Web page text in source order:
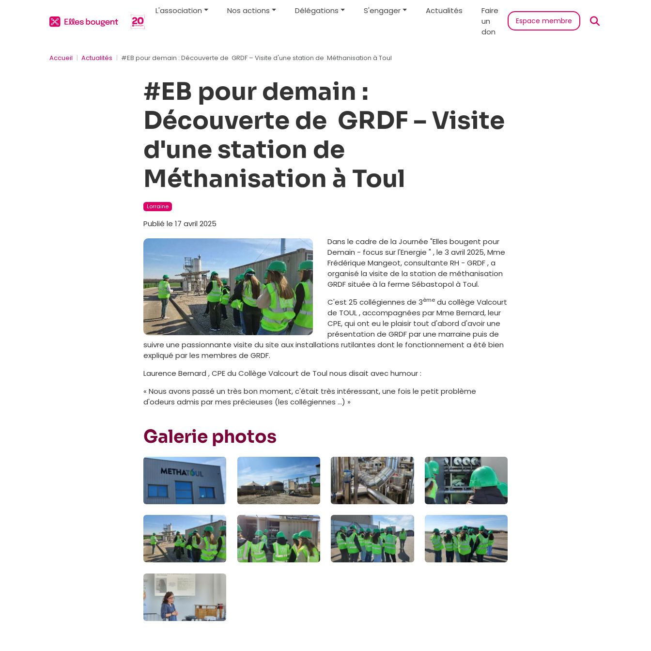
L'association Nos actions Délégations S'engager Actualités
Faire
un
don
Espace membre
Accueil Actualités #EB pour demain : Découverte de GRDF – Visite d'une station de Méthanisation à Toul
#EB pour demain :
Découverte de GRDF – Visite
d'une station de
Méthanisation à Toul
Lorraine
Publié le 17 avril 2025
Dans le cadre de la Journée "Elles bougent pour
Demain - focus sur l'Energie " , le 3 avril 2025, Mme
Frédérique Mangeot, consultante RH - GRDF , a
organisé la visite de la station de méthanisation
GRDF située à la ferme Sébastopol à Toul.
C'est 25 collégiennes de 3èmedu collège Valcourt
de TOUL , accompagnées par Mme Bernard, leur
CPE, qui ont eu le plaisir tout d'abord d'avoir une
présentation de GRDF par une marraine puis de
suivre une passionnante visite du site aux installations rutilantes dont le fonctionnement a été bien
expliqué par les membres de GRDF.
Laurence Bernard , CPE du Collège Valcourt de Toul nous disait avec humour :
« Nous avons passé un très bon moment, c'était très intéressant, une fois le petit problème
d'odeurs admis par mes précieuses (les collégiennes ...) »
Galerie photos